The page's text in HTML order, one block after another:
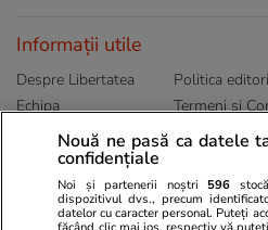
Informații utile
Despre Libertatea
Echipa
Publicitate
Politica de
confidențialitate
Politica
Termeni și
Abonamente
Nouă ne pasă ca datele
confidențiale
Noi și partenerii noștri 596
dispozitivul dvs., precum
datelor cu caracter personal. Puteți